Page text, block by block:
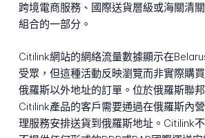
跨境電商服務、國際送貨層級或海關清
組合的一部分。
Citilink網站的網絡流量數據顯示在
受眾，但這種活動反映瀏覽而非實際購
俄羅斯以外地址的訂單。位於俄羅斯聯
Citilink產品的客戶需要通過在俄羅斯內
理服務安排送貨到俄羅斯地址。Citilink